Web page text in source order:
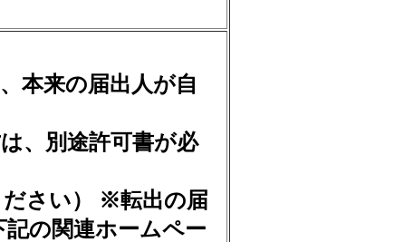
本来の届出人が自
、別途許可書が必
さい） ※転出の届
の関連ホームペー